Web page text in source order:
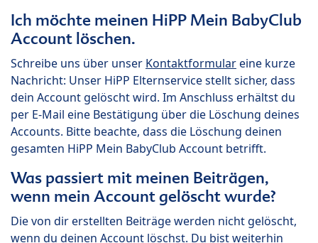
Ich möchte meinen HiPP Mein BabyClub
Account löschen.
Schreibe uns über unser Kontaktformulareine kurze
Nachricht: Unser HiPP Elternservice stellt sicher, dass
dein Account gelöscht wird. Im Anschluss erhältst du
per E-Mail eine Bestätigung über die Löschung deines
Accounts. Bitte beachte, dass die Löschung deinen
gesamten HiPP Mein BabyClub Account betrifft.
Was passiert mit meinen Beiträgen,
wenn mein Account gelöscht wurde?
Die von dir erstellten Beiträge werden nicht gelöscht,
wenn du deinen Account löschst. Du bist weiterhin